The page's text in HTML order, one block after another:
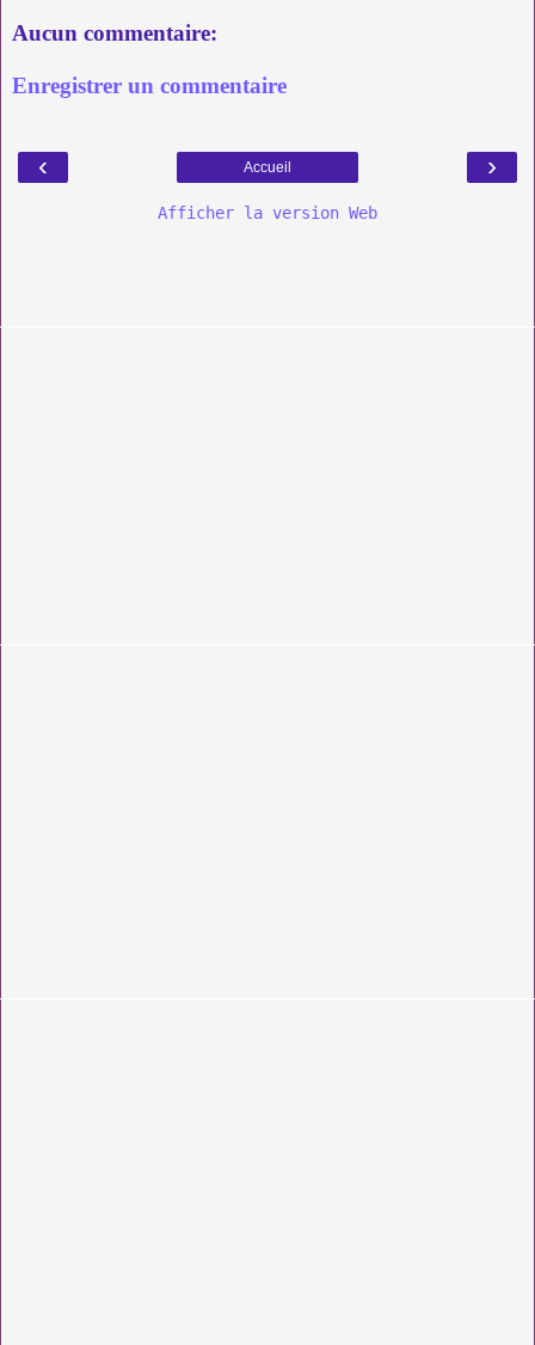
Aucun commentaire:
Enregistrer un commentaire
‹ ›
Accueil
Afficher la version Web